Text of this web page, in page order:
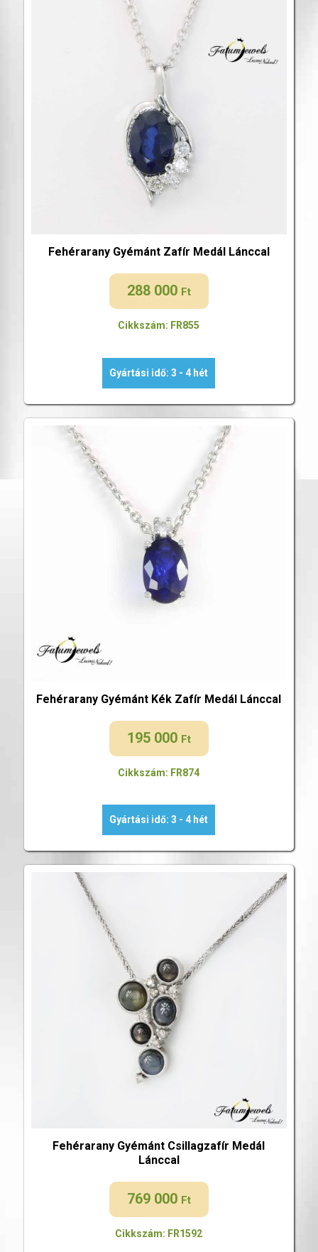
Fehérarany Gyémánt Zafír Medál Lánccal
288 000 Ft
Cikkszám: FR855
Gyártási idő: 3 - 4 hét
Fehérarany Gyémánt Kék Zafír Medál Lánccal
195 000 Ft
Cikkszám: FR874
Gyártási idő: 3 - 4 hét
Fehérarany Gyémánt Csillagzafír Medál
Lánccal
769 000 Ft
Cikkszám: FR1592